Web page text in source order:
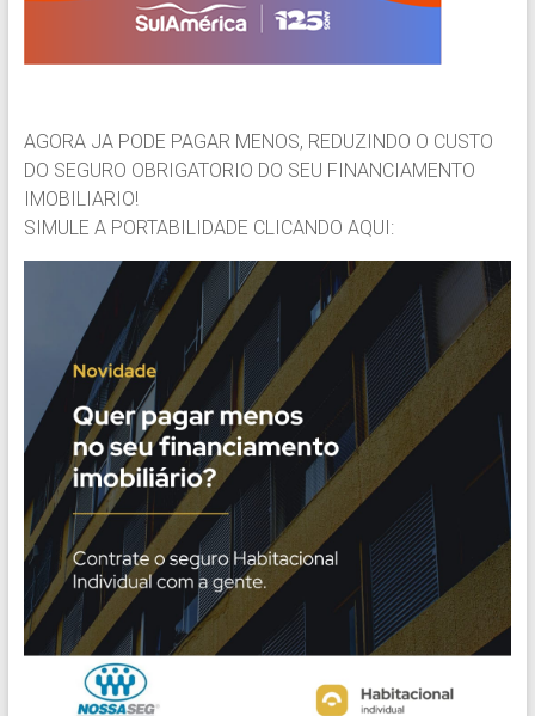
AGORA JA PODE PAGAR MENOS, REDUZINDO O CUSTO
DO SEGURO OBRIGATORIO DO SEU FINANCIAMENTO
IMOBILIARIO!
SIMULE A PORTABILIDADE CLICANDO AQUI: